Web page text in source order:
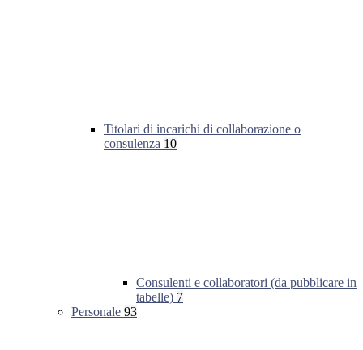
Titolari di incarichi di collaborazione o
consulenza 10
Consulenti e collaboratori (da pubblicare in
tabelle) 7
Personale 93